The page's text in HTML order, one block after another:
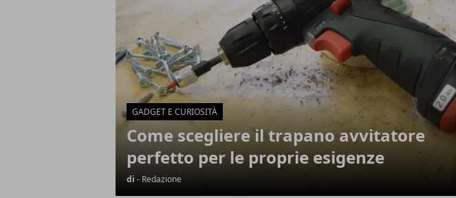
GADGET E CURIOSITÀ
Come scegliere il trapano avvitatore
perfetto per le proprie esigenze
di - Redazione